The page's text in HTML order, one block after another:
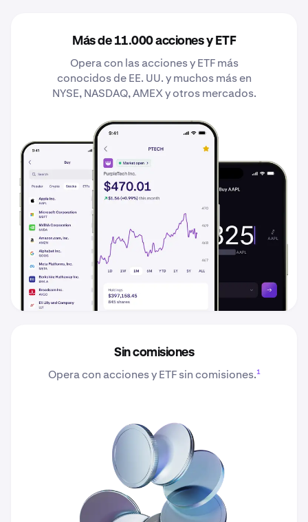
Más de 11.000 acciones y ETF
Opera con las acciones y ETF más
conocidos de EE. UU. y muchos más en
NYSE, NASDAQ, AMEX y otros mercados.
Sin comisiones
Opera con acciones y ETF sin comisiones.1